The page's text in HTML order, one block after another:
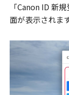
「Canon ID 新
面が表示されます